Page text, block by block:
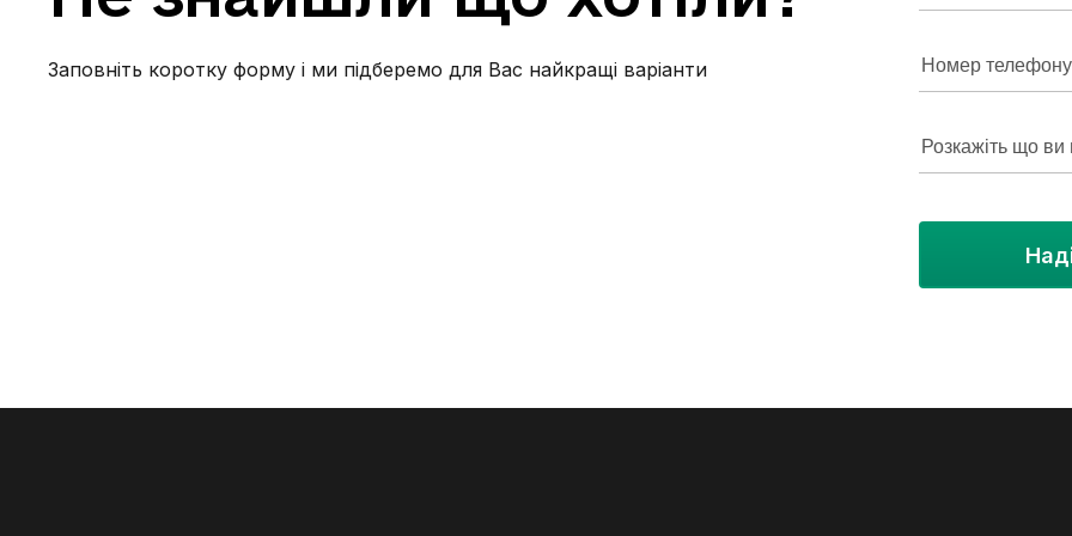
встановлений генератор — під час відключень
є світло в квартирі та під’їзді. Ця квартира
6 місяців). Для всіх деталей та огляду
телефонуйте!
Заповніть коротку форму і ми підберемо для Вас найкращі варіанти